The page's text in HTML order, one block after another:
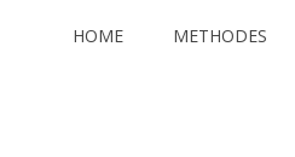
HOME METHODES